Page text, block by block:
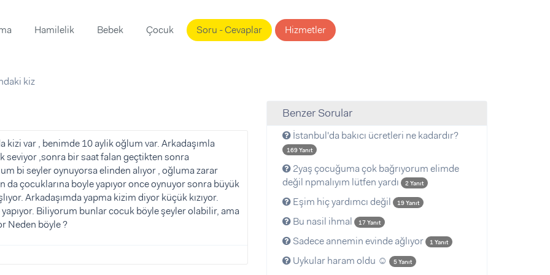
Hamilelik Bebek Çocuk Soru - Cevaplar Hizmetler
kiz
kizi var , benimde 10 aylik oğlum var. Arkadaşımla
,sonra bir saat falan geçtikten sonra
bi seyler oynuyorsa elinden alıyor , oğluma zarar
da çocuklarına boyle yapıyor once oynuyor sonra büyük
Arkadaşımda yapma kizim diyor küçük kızıyor.
Biliyorum bunlar cocuk böyle şeyler olabilir, ama
Neden böyle ?
Benzer Sorular
İstanbul'da bakıcı ücretleri ne kadardır?
169 Yanıt
2yaş çocuğuma çok bağrıyorum elimde
değil npmalıyım lütfen yardı
2 Yanıt
Eşim hiç yardımcı değil 19 Yanıt
Bu nasil ihmal 17 Yanıt
Sadece annemin evinde ağlıyor 1 Yanıt
Uykular haram oldu ☺️ 5 Yanıt